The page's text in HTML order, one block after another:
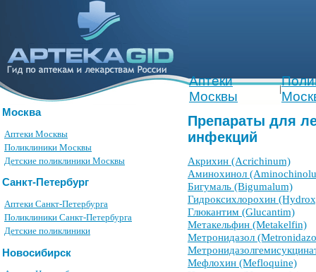
Аптеки
Москвы
|
Москва
Аптеки Москвы
Поликлиники Москвы
Детские поликлиники Москвы
Санкт-Петербург
Аптеки Санкт-Петербурга
Поликлиники Санкт-Петербурга
Детские поликлиники
Новосибирск
Препараты для
инфекций
Акрихин (Acrichinum)
Аминохинол
Бигумаль (Bigumalum)
Гидроксихлорохин
Глюкантим (Glucantim)
Метакельфин (Metakelfin)
Метронидазол
Мефлохин (Mefloquine)